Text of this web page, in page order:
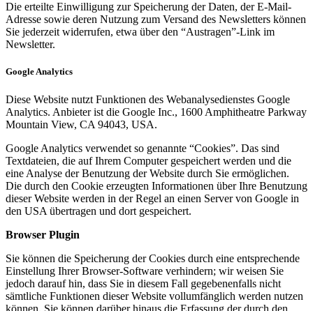
Die erteilte Einwilligung zur Speicherung der Daten, der E-Mail-
Adresse sowie deren Nutzung zum Versand des Newsletters können
Sie jederzeit widerrufen, etwa über den “Austragen”-Link im
Newsletter.
Google Analytics
Diese Website nutzt Funktionen des Webanalysedienstes Google
Analytics. Anbieter ist die Google Inc., 1600 Amphitheatre Parkway
Mountain View, CA 94043, USA.
Google Analytics verwendet so genannte “Cookies”. Das sind
Textdateien, die auf Ihrem Computer gespeichert werden und die
eine Analyse der Benutzung der Website durch Sie ermöglichen.
Die durch den Cookie erzeugten Informationen über Ihre Benutzung
dieser Website werden in der Regel an einen Server von Google in
den USA übertragen und dort gespeichert.
Browser Plugin
Sie können die Speicherung der Cookies durch eine entsprechende
Einstellung Ihrer Browser-Software verhindern; wir weisen Sie
jedoch darauf hin, dass Sie in diesem Fall gegebenenfalls nicht
sämtliche Funktionen dieser Website vollumfänglich werden nutzen
können. Sie können darüber hinaus die Erfassung der durch den